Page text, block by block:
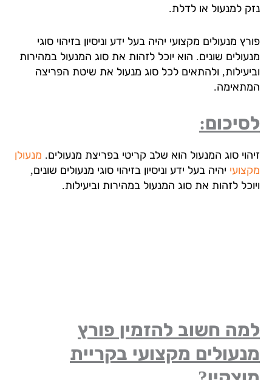
למנעול או לדלת.
מנעולים מקצועי יהיה בעל ידע וניסיון בזיהוי סוגי
שונים. הוא יוכל לזהות את סוג המנעול במהירות
ולהתאים לכל סוג מנעול את שיטת הפריצה
סוג המנעול הוא שלב קריטי בפריצת מנעולים.מנעולן
יהיה בעל ידע וניסיון בזיהוי סוגי מנעולים שונים,
לזהות את סוג המנעול במהירות וביעילות.
חשוב להזמין פורץ
מקצועי בקריית